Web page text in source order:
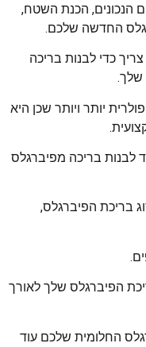
הנכונים, הכנת השטח,
החדשה שלכם.
כדי לבנות בריכה
שלך.
יותר ויותר שכן היא
בריכה מפיברגלס
בריכת הפיברגלס,
הפיברגלס שלך לאורך
החלומית שלכם עוד